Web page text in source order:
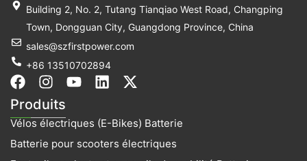
Building 2, No. 2, Tutang Tianqiao West Road, Changping
Town, Dongguan City, Guangdong Province, China
sales@szfirstpower.com
+86 13510702894
F
a
c
e
b
I
n
s
t
a
g
Y
t
u
b
L
k
e
d
X
w
i
Produits
Vélos électriques (E-Bikes) Batterie
Batterie pour scooters électriques